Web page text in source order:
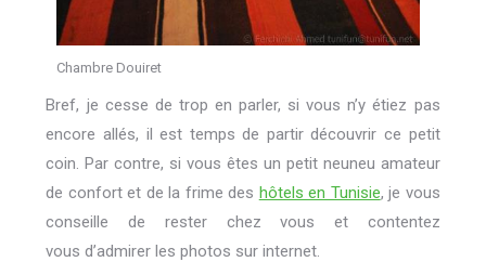
Chambre Douiret
Bref, je cesse de trop en parler, si vous n’y étiez pas
encore allés, il est temps de partir découvrir ce petit
coin. Par contre, si vous êtes un petit neuneu amateur
de confort et de la frime des hôtels en Tunisie, je vous
conseille de rester chez vous et contentez
vous d’admirer les photos sur internet.